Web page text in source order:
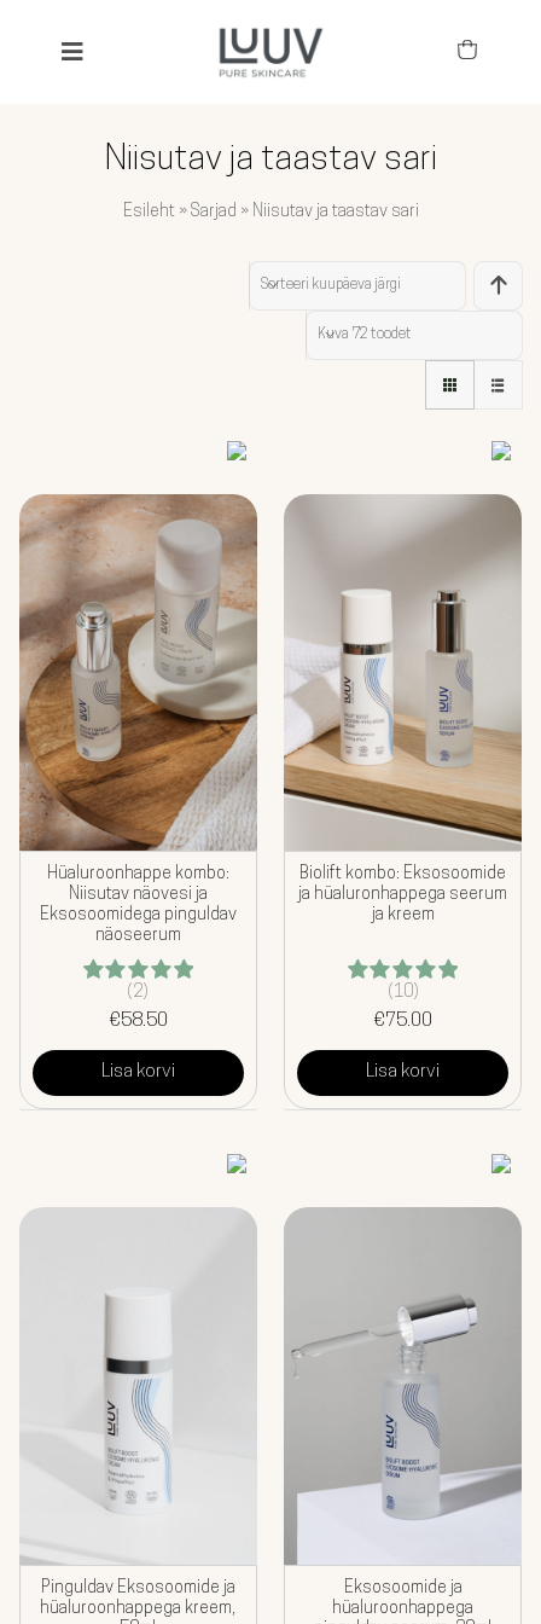
Toggle
LAPSED
KOMBOD
AKSESSUAARID
KINGITUSED
TEHASEMÜÜK
BLOGI
MEIST
MINU KONTO EST
Niisutav ja taastav sari
Esileht» Sarjad » Niisutav ja taastav sari
Sorteeri kuupäeva järgi
Kuva 72 toodet
Hüaluroonhappe kombo:
Niisutav näovesi ja
Eksosoomidega pinguldav
näoseerum
Hinnanguga
5.00/ 5
€58.50
(2)
Lisa korvi
Biolift kombo: Eksosoomide
ja hüaluronhappega seerum
ja kreem
Hinnanguga
5.00/ 5
€75.00
(10)
Lisa korvi
Pinguldav Eksosoomide ja
hüaluroonhappega kreem,
Eksosoomide ja
hüaluroonhappega